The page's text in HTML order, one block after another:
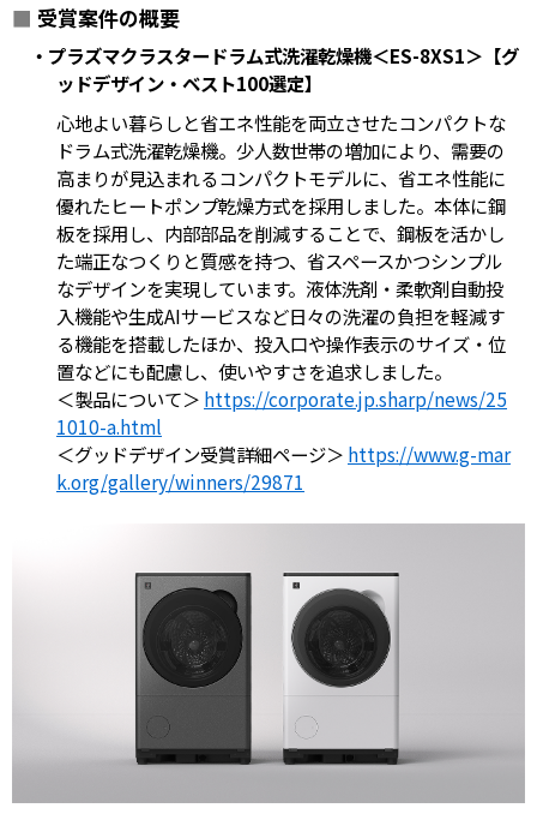
■ 受賞案件の概要
・プラズマクラスタードラム式洗濯乾燥機＜ES-8XS1＞【グ
ッドデザイン・ベスト100選定】
心地よい暮らしと省エネ性能を両立させたコンパクトな
ドラム式洗濯乾燥機。少人数世帯の増加により、需要の
高まりが見込まれるコンパクトモデルに、省エネ性能に
優れたヒートポンプ乾燥方式を採用しました。本体に鋼
板を採用し、内部部品を削減することで、鋼板を活かし
た端正なつくりと質感を持つ、省スペースかつシンプル
なデザインを実現しています。液体洗剤・柔軟剤自動投
入機能や生成AIサービスなど日々の洗濯の負担を軽減す
る機能を搭載したほか、投入口や操作表示のサイズ・位
置などにも配慮し、使いやすさを追求しました。
＜製品について＞ https://corporate.jp.sharp/news/25
1010-a.html
＜グッドデザイン受賞詳細ページ＞ https://www.g-mar
k.org/gallery/winners/29871